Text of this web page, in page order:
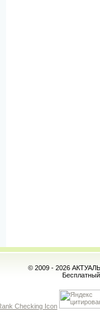
© 2009 - 2026